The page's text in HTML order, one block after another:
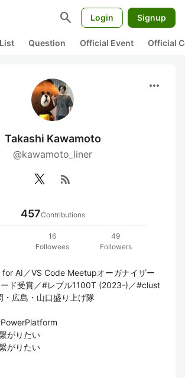
search Login Signup
Question Official Event Official
more_horiz
Takashi Kawamoto
@kawamoto_liner
rss_feed
457Contributions
16
Followees
49
Followers
AI／VS Code Meetupオーガナイザー
ード受賞／#レブル1100T (2023-)／#clust
・広島・山口盛り上げ隊
がりたい
がりたい